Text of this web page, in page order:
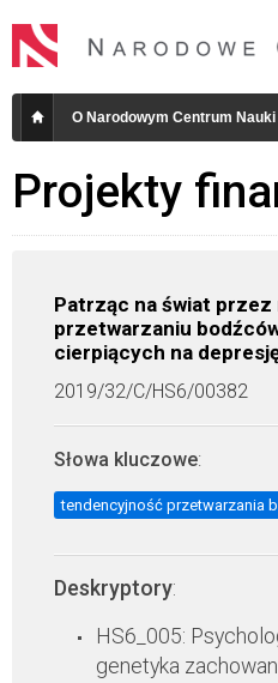
O Narodowym Centrum Nauki
Projekty
Patrząc na świat przez
przetwarzaniu
cierpiących na
2019/32/C/HS6/00382
Słowa kluczowe:
tendencyjność przetwarzania
Deskryptory:
HS6_005:
genetyka